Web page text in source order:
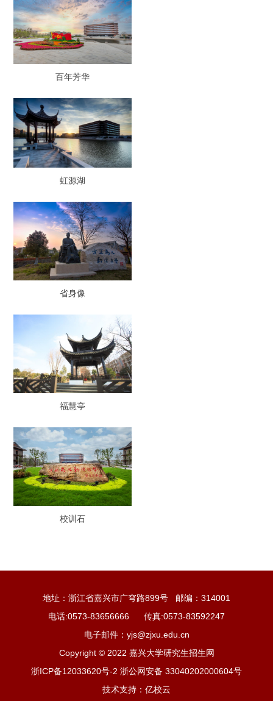
百年芳华
虹源湖
省身像
福慧亭
校训石
地址：浙江省嘉兴市广穹路899号 邮编：314001
电话:0573-83656666 传真:0573-83592247
电子邮件：yjs@zjxu.edu.cn
Copyright © 2022 嘉兴大学研究生招生网
浙ICP备12033620号-2 浙公网安备 33040202000604号
技术支持：亿校云